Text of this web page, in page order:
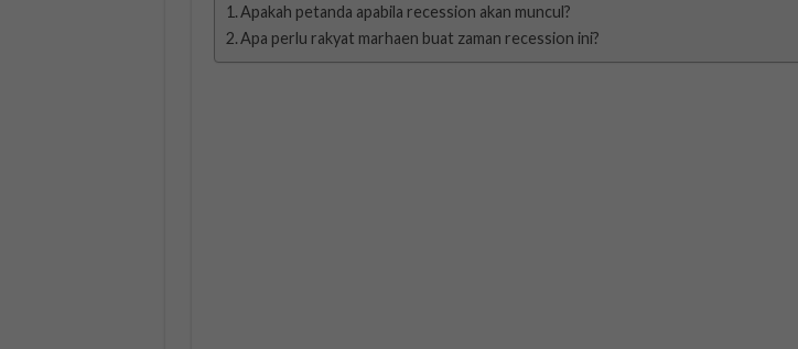
Apakah petanda apabila recession akan muncul?
Apa perlu rakyat marhaen buat zaman recession ini?